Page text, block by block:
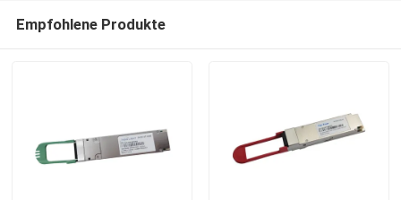
Empfohlene Produkte